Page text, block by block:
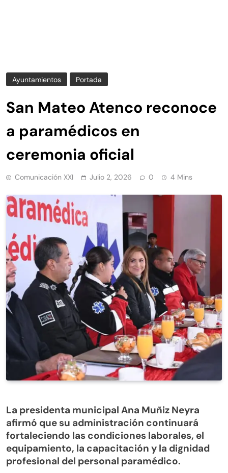
Ayuntamientos Portada
San Mateo Atenco reconoce
a paramédicos en
ceremonia oficial
Comunicación XXI Julio 2, 2026 0 4 Mins
La presidenta municipal Ana Muñiz Neyra
afirmó que su administración continuará
fortaleciendo las condiciones laborales, el
equipamiento, la capacitación y la dignidad
profesional del personal paramédico.